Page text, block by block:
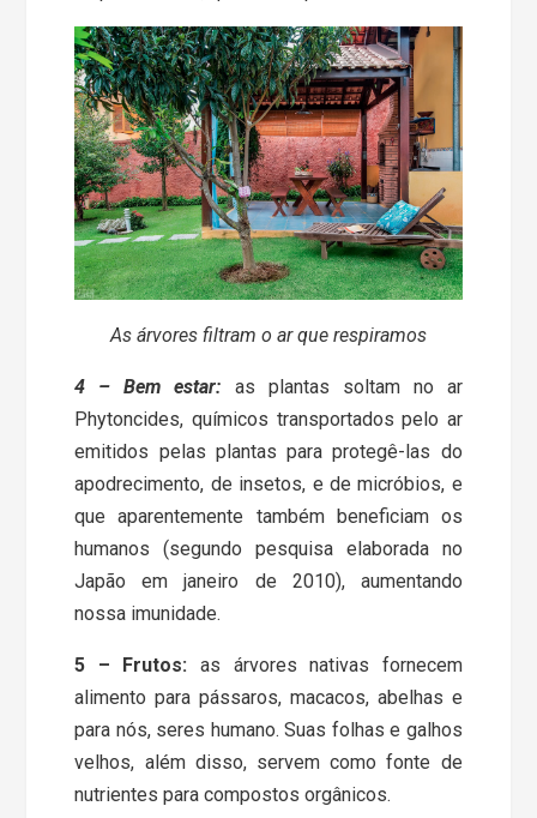
As árvores filtram o ar que respiramos
4 – Bem estar: as plantas soltam no ar
Phytoncides, químicos transportados pelo ar
emitidos pelas plantas para protegê-las do
apodrecimento, de insetos, e de micróbios, e
que aparentemente também beneficiam os
humanos (segundo pesquisa elaborada no
Japão em janeiro de 2010), aumentando
nossa imunidade.
5 – Frutos: as árvores nativas fornecem
alimento para pássaros, macacos, abelhas e
para nós, seres humano. Suas folhas e galhos
velhos, além disso, servem como fonte de
nutrientes para compostos orgânicos.